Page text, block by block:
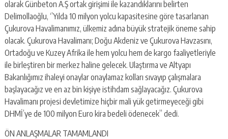
olarak Günbeton A.Ş ortak girişimi ile kazandıklarını belirten
Delimollaoğlu, ‘’Yılda 10 milyon yolcu kapasitesine göre tasarlanan
Çukurova Havalimanımız, ülkemiz adına büyük stratejik öneme sahip
olacak. Çukurova Havalimanı; Doğu Akdeniz ve Çukurova Havzasını,
Ortadoğu ve Kuzey Afrika ile hem yolcu hem de kargo faaliyetleriyle
ile birleştiren bir merkez haline gelecek. Ulaştırma ve Altyapı
Bakanlığımız ihaleyi onaylar onaylamaz kolları sıvayıp çalışmalara
başlayacağız ve en az bin kişiye istihdam sağlayacağız. Çukurova
Havalimanı projesi devletimize hiçbir mali yük getirmeyeceği gibi
DHMİ’ye de 100 milyon Euro kira bedeli ödenecek’’ dedi.
ÖN ANLAŞMALAR TAMAMLANDI